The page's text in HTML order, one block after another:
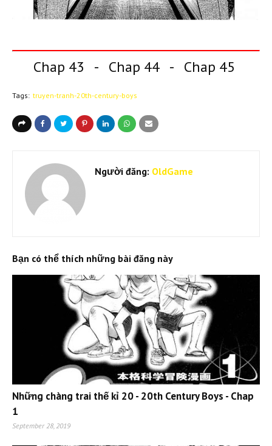
Chap 43 - Chap 44 - Chap 45
Tags: truyen-tranh-20th-century-boys
Người đăng: OldGame
Bạn có thể thích những bài đăng này
Những chàng trai thế kỉ 20 - 20th Century Boys - Chap
1
September 28, 2019